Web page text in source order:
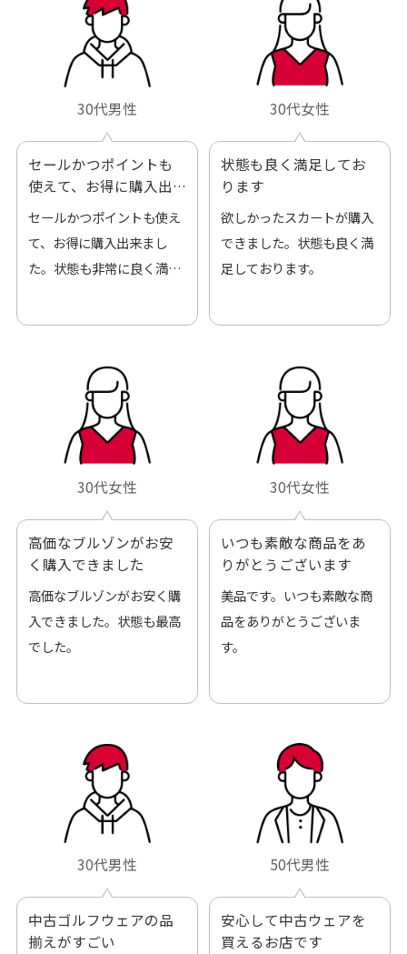
30代男性
セールかつポイントも
使えて、お得に購入出
来ました
セールかつポイントも使え
て、お得に購入出来まし
た。状態も非常に良く満足
30代女性
状態も良く満足してお
ります
欲しかったスカートが購入
できました。状態も良く満
足しております。
30代女性
高価なブルゾンがお安
く購入できました
高価なブルゾンがお安く購
入できました。状態も最高
でした。
30代女性
いつも素敵な商品をあ
りがとうございます
美品です。いつも素敵な商
品をありがとうございま
す。
30代男性
中古ゴルフウェアの品
揃えがすごい
50代男性
安心して中古ウェアを
買えるお店です